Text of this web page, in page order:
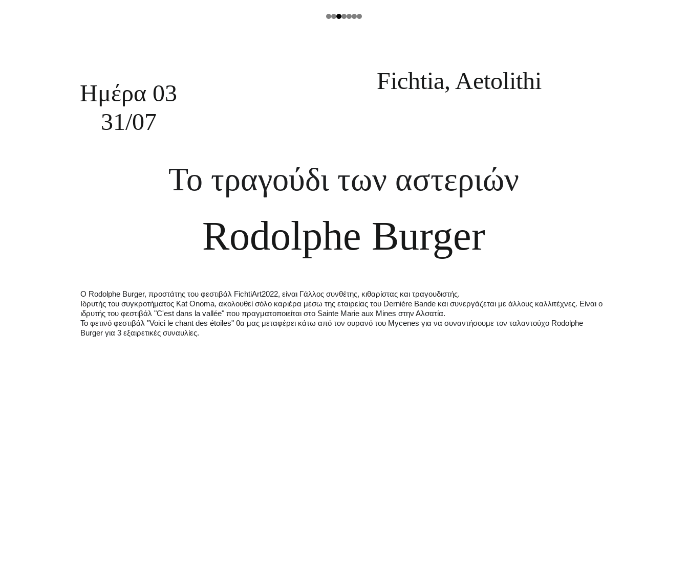
Ημέρα 03
Το τραγούδι των αστεριών
31/07
Fichtia, Aetolithi
Rodolphe Burger
Ο Rodolphe Burger, προστάτης του φεστιβάλ FichtiArt2022, είναι Γάλλος συνθέτης, κιθαρίστας και τραγουδιστής.
Ιδρυτής του συγκροτήματος Kat Onoma, ακολουθεί σόλο καριέρα μέσω της εταιρείας του Dernière Bande και συνεργάζεται με άλλους καλλιτέχνες. Είναι ο
ιδρυτής του φεστιβάλ "C'est dans la vallée" που πραγματοποιείται στο Sainte Marie aux Mines στην Αλσατία.
Το φετινό φεστιβάλ "Voici le chant des étoiles" θα μας μεταφέρει κάτω από τον ουρανό του Mycenes για να συναντήσουμε τον ταλαντούχο Rodolphe
Burger για 3 εξαιρετικές συναυλίες.